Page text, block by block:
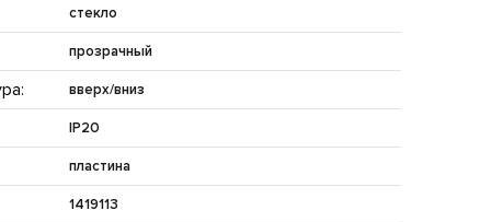
стекло
прозрачный
вверх/вниз
IP20
пластина
1419113